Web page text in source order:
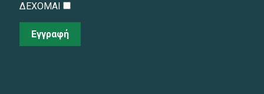
ΔΕΧΟΜΑΙ
Εγγραφή